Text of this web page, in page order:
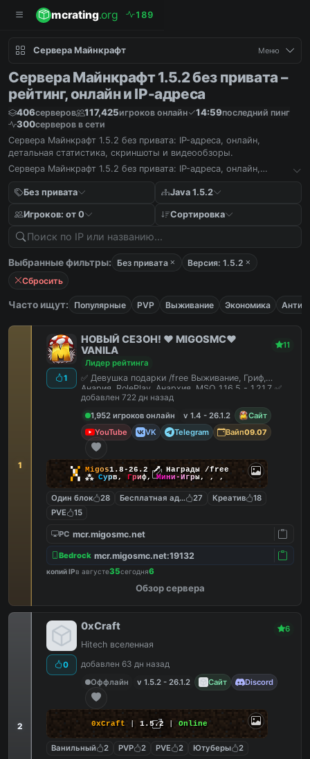
mcrating.org 1 89
Сервера Майнкрафт Меню
Сервера Майнкрафт 1.5.2 без привата –
рейтинг, онлайн и IP-адреса
406серверов 117,425игроков онлайн 14:59последний пинг
300серверов в сети
Сервера Майнкрафт 1.5.2 без привата: IP-адреса, онлайн,
детальная статистика, скриншоты и видеообзоры.
Сервера Майнкрафт 1.5.2 без привата: IP-адреса, онлайн,
Без привата
Java 1.5.2
Игроков: от 0 Сортировка
Выбранные фильтры: Без привата
Версия: 1.5.2
Сбросить
Часто ищут: Популярные PVP Выживание Экономика
1
1
НОВЫЙ СЕЗОН! ❤️ MIGOSMC❤️
VANILA
11
Лидер рейтинга
✅ Девушка подарки /free Выживание, Гриф,
Анария, RolePlay, Анархия, MSO 1.16.5 - 1.21.7 ✅
добавлен 722 дн назад
1,952 игроков онлайн
v 1.4 - 26.1.2
Сайт
YouTube
VK Telegram Вайп09.07
▚▞ Migos1.8-26.2🗡 Награды /free
▞▚ ⁂ Сурв, Гриф,Мини-Игры, , ,
Один блок 28 Бесплатная админка
27 Креатив
18
PVE
15
PC mcr.migosmc.net
Bedrock mcr.migosmc.net:19132
копий IPв августе35сегодня6
Обзор сервера
2
0
0xCraft 6
Hitech вселенная
добавлен 63 дн назад
Оффлайн
v 1.5.2 - 26.1.2 Сайт Discord
0xCraft | 1.5.2 | Online
Ванильный 2 PVP 2 PVE 2 Ютуберы 2